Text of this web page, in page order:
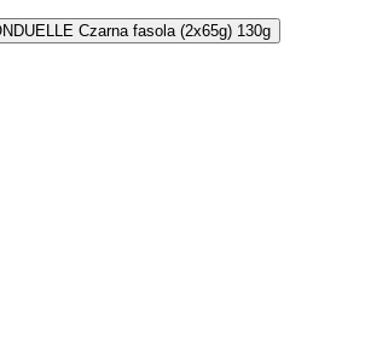
Czarna fasola (2x65g) 130g